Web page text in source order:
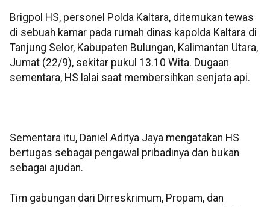
Brigpol HS, personel Polda Kaltara, ditemukan tewas
di sebuah kamar pada rumah dinas kapolda Kaltara di
Tanjung Selor, Kabupaten Bulungan, Kalimantan Utara,
Jumat (22/9), sekitar pukul 13.10 Wita. Dugaan
sementara, HS lalai saat membersihkan senjata api.
Sementara itu, Daniel Aditya Jaya mengatakan HS
bertugas sebagai pengawal pribadinya dan bukan
sebagai ajudan.
Tim gabungan dari Dirreskrimum, Propam, dan